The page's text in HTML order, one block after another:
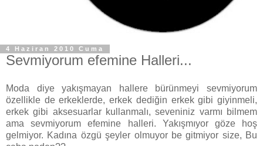
4 Haziran 2010 Cuma
Sevmiyorum efemine Halleri...
Moda diye yakışmayan hallere bürünmeyi sevmiyorum
özellikle de erkeklerde, erkek dediğin erkek gibi giyinmeli,
erkek gibi aksesuarlar kullanmalı, seveniniz varmı bilmem
ama sevmiyorum efemine halleri. Yakışmıyor göze hoş
gelmiyor. Kadına özgü şeyler olmuyor be gitmiyor size, Bu